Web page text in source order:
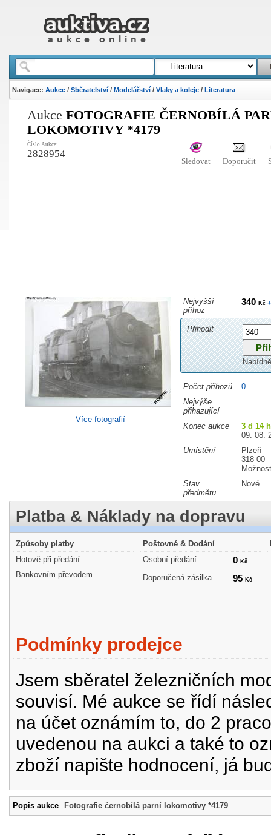
Navigace: Aukce/ Sběratelství/ Modelářství/ Vlaky a koleje/ Literatura
Aukce FOTOGRAFIE ČERNOBÍLÁ
LOKOMOTIVY *4179
Číslo Aukce:
2828954
Sledovat Doporučit
Více fotografií
Nejvyšší
příhoz
340 Kč+
Přihodit
Počet příhozů
0
Nejvýše
přihazující
Konec aukce
3 d 14
09. 08.
Umístění
Plzeň
318 00
Stav
předmětu
Nové
Platba & Náklady na dopravu
Způsoby platby
Hotově při předání
Bankovním převodem
Poštovné & Dodání
Osobní předání
0 Kč
Doporučená zásilka 95 Kč
Podmínky prodejce
Jsem sběratel železničních
souvisí. Mé aukce se řídí
na účet oznámím to, do 2
uvedenou na aukci a také to
zboží napište hodnocení, já
Popis aukce Fotografie černobílá parní lokomotivy *4179